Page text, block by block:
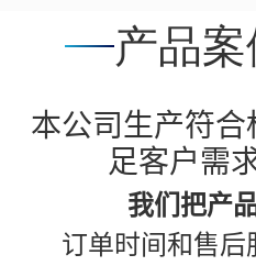
产品
本公司生产符
足客户需
我们把产
订单时间和售后